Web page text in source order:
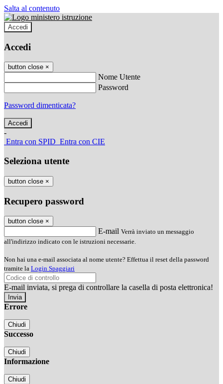
Salta al contenuto
Accedi
Accedi
button close ×
Nome Utente
Password
Password dimenticata?
-
Entra con SPID Entra con CIE
Seleziona utente
button close ×
Recupero password
button close ×
E-mail Verrà inviato un messaggio
all'indirizzo indicato con le istruzioni necessarie.
Non hai una e-mail associata al nome utente? Effettua il reset della password
tramite la Login Spaggiari
E-mail inviata, si prega di controllare la casella di posta elettronica!
Errore
Chiudi
Successo
Chiudi
Informazione
Chiudi